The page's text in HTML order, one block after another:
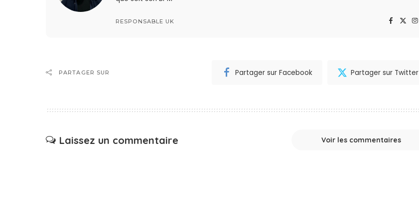
RESPONSABLE UK
PARTAGER SUR Partager sur Facebook Partager sur Twitter
Laissez un commentaire Voir les commentaires